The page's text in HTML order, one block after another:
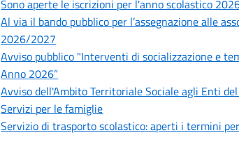
Sono aperte le iscrizioni per l'anno scolastico
Al via il bando pubblico per l’assegnazione alle
2026/2027
Avviso pubblico "Interventi di socializzazione e
Anno 2026”
Avviso dell'Ambito Territoriale Sociale agli Enti
Servizi per le famiglie
Servizio di trasporto scolastico: aperti i termini